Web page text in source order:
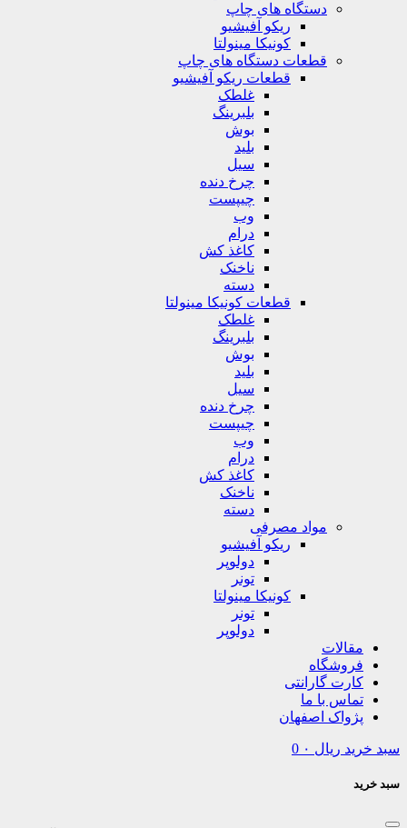
دستگاه های چاپ
ریکو آفیشیو
کونیکا مینولتا
قطعات دستگاه های چاپ
قطعات ریکو آفیشیو
غلطک
بلبرینگ
بوش
بلید
سیل
چرخ دنده
چیپست
وب
درام
کاغذ کش
ناخنک
دسته
قطعات کونیکا مینولتا
غلطک
بلبرینگ
بوش
بلید
سیل
چرخ دنده
چیپست
وب
درام
کاغذ کش
ناخنک
دسته
مواد مصرفی
ریکو آفیشیو
دولوپر
تونر
کونیکا مینولتا
تونر
دولوپر
مقالات
فروشگاه
کارت گارانتی
تماس با ما
پژواک اصفهان
سبد خرید ریال 0
سبد خرید